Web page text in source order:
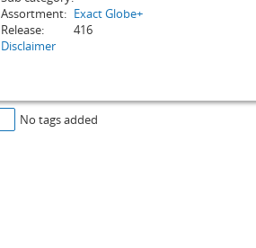
Assortment: Exact Globe+
Release:
416
Disclaimer
No tags added